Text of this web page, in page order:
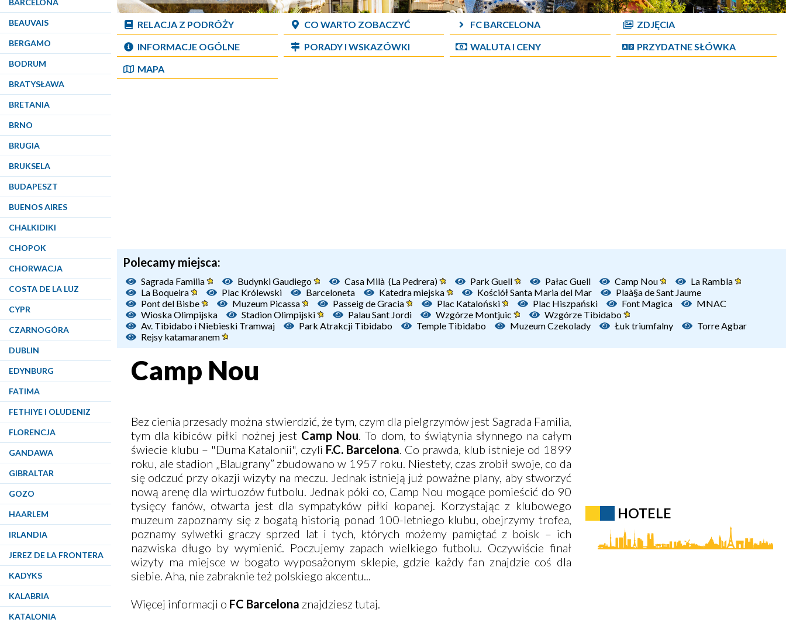
BARCELONA
BEAUVAIS
BERGAMO
BODRUM
BRATYSŁAWA
BRETANIA
BRNO
BRUGIA
BRUKSELA
BUDAPESZT
BUENOS AIRES
CHALKIDIKI
CHOPOK
CHORWACJA
COSTA DE LA LUZ
CYPR
CZARNOGÓRA
DUBLIN
EDYNBURG
FATIMA
FETHIYE I OLUDENIZ
FLORENCJA
GANDAWA
GIBRALTAR
GOZO
HAARLEM
IRLANDIA
JEREZ DE LA FRONTERA
KADYKS
KALABRIA
KATALONIA
RELACJA Z PODRÓŻY CO WARTO ZOBACZYĆ FC BARCELONA
ZDJĘCIA
INFORMACJE OGÓLNE
PORADY I WSKAZÓWKI WALUTA I CENY
PRZYDATNE SŁÓWKA
MAPA
Polecamy miejsca:
Sagrada Familia Budynki Gaudiego Casa Milà (La Pedrera) Park Guell Pałac Guell Camp Nou
La Rambla
La Boqueira
Plac Królewski Barceloneta Katedra miejska Kościół Santa Maria del Mar
Plaà§a de Sant Jaume
Pont del Bisbe
Muzeum Picassa Passeig de Gracia Plac Kataloński Plac Hiszpański Font Magica
MNAC
Wioska Olimpijska
Stadion Olimpijski Palau Sant Jordi Wzgórze Montjuic
Wzgórze Tibidabo
Av. Tibidabo i Niebieski Tramwaj
Park Atrakcji Tibidabo Temple Tibidabo Muzeum Czekolady Łuk triumfalny
Torre Agbar
Rejsy katamaranem
Camp Nou
Bez cienia przesady można stwierdzić, że tym, czym dla pielgrzymów jest Sagrada Familia,
tym dla kibiców piłki nożnej jest Camp Nou. To dom, to świątynia słynnego na całym
świecie klubu – "Duma Katalonii", czyli F.C. Barcelona. Co prawda, klub istnieje od 1899
roku, ale stadion „Blaugrany” zbudowano w 1957 roku. Niestety, czas zrobił swoje, co da
się odczuć przy okazji wizyty na meczu. Jednak istnieją już poważne plany, aby stworzyć
nową arenę dla wirtuozów futbolu. Jednak póki co, Camp Nou mogące pomieścić do 90
tysięcy fanów, otwarta jest dla sympatyków piłki kopanej. Korzystając z klubowego
muzeum zapoznamy się z bogatą historią ponad 100-letniego klubu, obejrzymy trofea,
poznamy sylwetki graczy sprzed lat i tych, których możemy pamiętać z boisk – ich
nazwiska długo by wymienić. Poczujemy zapach wielkiego futbolu. Oczywiście finał
wizyty ma miejsce w bogato wyposażonym sklepie, gdzie każdy fan znajdzie coś dla
siebie. Aha, nie zabraknie też polskiego akcentu...
Więcej informacji o FC Barcelona znajdziesztutaj.
HOTELE